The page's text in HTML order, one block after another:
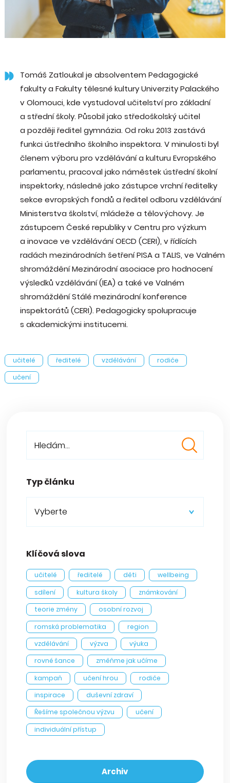
Tomáš Zatloukal je absolventem Pedagogické
fakulty a Fakulty tělesné kultury Univerzity Palackého
v Olomouci, kde vystudoval učitelství pro základní
a střední školy. Působil jako středoškolský učitel
a později ředitel gymnázia. Od roku 2013 zastává
funkci ústředního školního inspektora. V minulosti byl
členem výboru pro vzdělávání a kulturu Evropského
parlamentu, pracoval jako náměstek ústřední školní
inspektorky, následně jako zástupce vrchní ředitelky
sekce evropských fondů a ředitel odboru vzdělávání
Ministerstva školství, mládeže a tělovýchovy. Je
zástupcem České republiky v Centru pro výzkum
a inovace ve vzdělávání OECD (CERI), v řídících
radách mezinárodních šetření PISA a TALIS, ve Valném
shromáždění Mezinárodní asociace pro hodnocení
výsledků vzdělávání (IEA) a také ve Valném
shromáždění Stálé mezinárodní konference
inspektorátů (CERI). Pedagogicky spolupracuje
s akademickými institucemi.
učitelé ředitelé vzdělávání
rodiče
učení
Typ článku
Vyberte
Klíčová slova
učitelé ředitelé děti
wellbeing
sdílení
kultura školy
známkování
teorie změny
osobní rozvoj
romská problematika
region
vzdělávání
výzva
výuka
rovné šance
změňme jak učíme
kampaň
učení hrou
rodiče
inspirace
duševní zdraví
Řešíme společnou výzvu
učení
individuální přístup
Archiv